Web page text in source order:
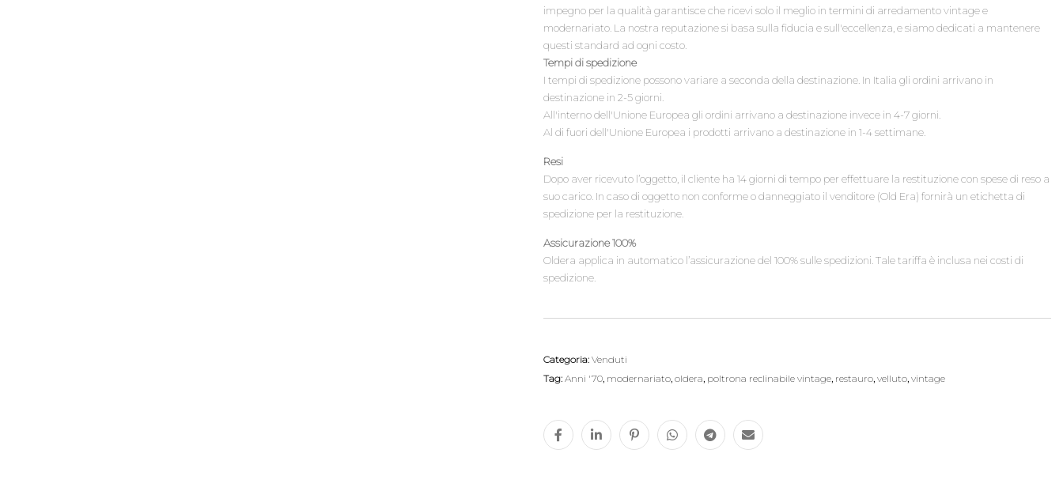
impegno per la qualità garantisce che ricevi solo il meglio in termini di arredamento vintage e
modernariato. La nostra reputazione si basa sulla fiducia e sull'eccellenza, e siamo dedicati a mantenere
questi standard ad ogni costo.
Tempi di spedizione
I tempi di spedizione possono variare a seconda della destinazione. In Italia gli ordini arrivano in
destinazione in 2-5 giorni.
All'interno dell'Unione Europea gli ordini arrivano a destinazione invece in 4-7 giorni.
Al di fuori dell'Unione Europea i prodotti arrivano a destinazione in 1-4 settimane.
Resi
Dopo aver ricevuto l’oggetto, il cliente ha 14 giorni di tempo per effettuare la restituzione con spese di reso a
suo carico. In caso di oggetto non conforme o danneggiato il venditore (Old Era) fornirà un etichetta di
spedizione per la restituzione.
Assicurazione 100%
Oldera applica in automatico l’assicurazione del 100% sulle spedizioni. Tale tariffa è inclusa nei costi di
spedizione.
Categoria: Venduti
Tag: Anni '70, modernariato, oldera, poltrona reclinabile vintage, restauro, velluto, vintage